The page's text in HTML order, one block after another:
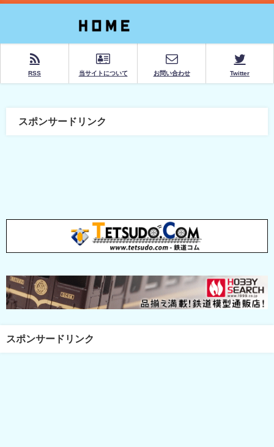
RSS 当サイトについて お問い合わせ Twitter
スポンサードリンク
スポンサードリンク